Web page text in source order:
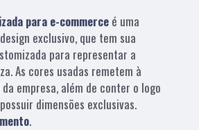
para e-commerce é uma
exclusivo, que tem sua
para representar a
As cores usadas remetem à
empresa, além de conter o logo
dimensões exclusivas.
.